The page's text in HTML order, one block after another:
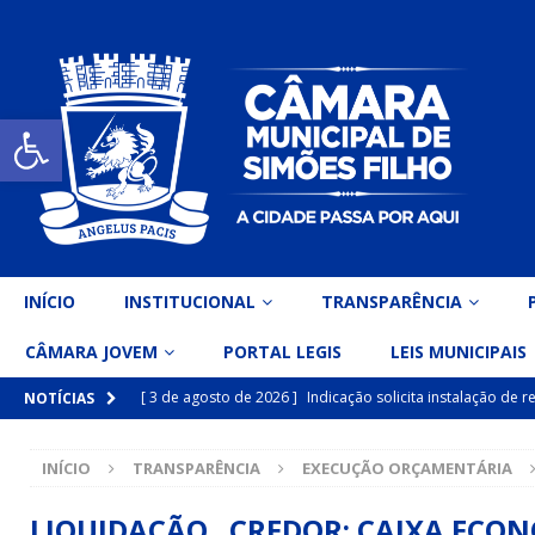
Open toolbar
INÍCIO INSTITUCIONAL TRANSPARÊNCIA
CÂMARA JOVEM PORTAL LEGIS LEIS MUNICIPAIS
NOTÍCIAS [ 3 de agosto de 2026 ] Indicação solicita instalação de
inclusiva
DESTAQUE
[ 15 de julho de 2026 ] Vereador Belo Gazineu
INÍCIO TRANSPARÊNCIA EXECUÇÃO ORÇAMENTÁRIA